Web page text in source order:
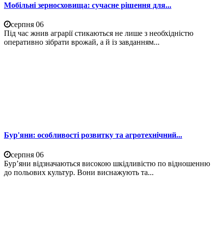
Мобільні зерносховища: сучасне рішення для...
серпня 06
Під час жнив аграрії стикаються не лише з необхідністю
оперативно зібрати врожай, а й із завданням...
Бур'яни: особливості розвитку та агротехнічний...
серпня 06
Бур’яни відзначаються високою шкідливістю по відношенню
до польових культур. Вони виснажують та...